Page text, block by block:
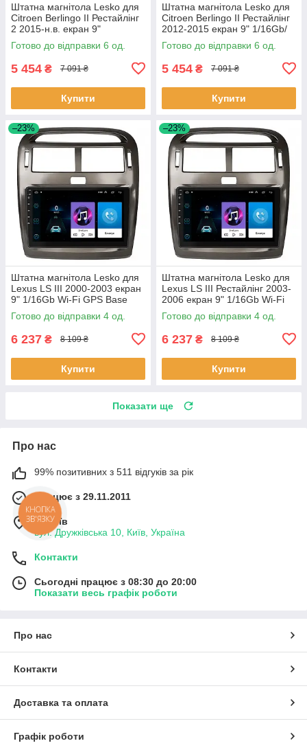
Штатна магнітола Lesko для
Citroen Berlingo II Рестайлінг
2 2015-н.в. екран 9"
1/16Gb/Wi-Fi GPS Optima 6шт
Готово до відправки 6 од.
5 454 ₴ 7 091 ₴
Купити
Штатна магнітола Lesko для
Citroen Berlingo II Рестайлінг
2012-2015 екран 9" 1/16Gb/
Wi-Fi GPS Optima 6шт
Готово до відправки 6 од.
5 454 ₴ 7 091 ₴
Купити
–23%
Штатна магнітола Lesko для
Lexus LS III 2000-2003 екран
9" 1/16Gb Wi-Fi GPS Base
Лексус 4 шт.
Готово до відправки 4 од.
6 237 ₴ 8 109 ₴
Купити
–23%
Штатна магнітола Lesko для
Lexus LS III Рестайлінг 2003-
2006 екран 9" 1/16Gb Wi-Fi
GPS Base 4 шт.
Готово до відправки 4 од.
6 237 ₴ 8 109 ₴
Купити
Показати ще
Про нас
99% позитивних з 511 відгуків за рік
Працює з 29.11.2011
м. Київ
вул. Дружківська 10, Київ, Україна
Контакти
Сьогодні працює з 08:30 до 20:00
Показати весь графік роботи
Про нас
Контакти
Доставка та оплата
Графік роботи
КНОПКА
ЗВ'ЯЗКУ